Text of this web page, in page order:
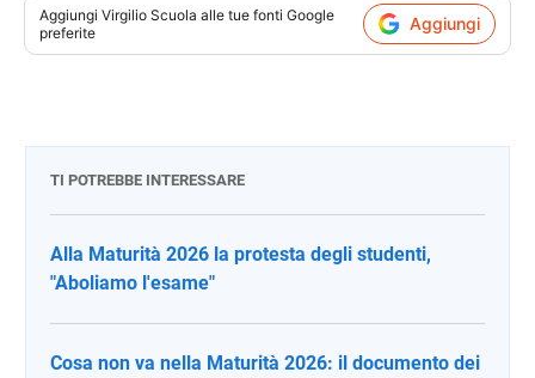
Aggiungi Virgilio Scuola alle tue fonti Google
preferite
Aggiungi
TI POTREBBE INTERESSARE
Alla Maturità 2026 la protesta degli studenti,
"Aboliamo l'esame"
Cosa non va nella Maturità 2026: il documento dei